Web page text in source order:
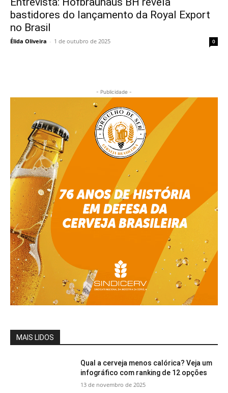
bastidores do lançamento da Royal Export
no Brasil
Élida Oliveira - 1 de outubro de 2025 0
- Publicidade -
MAIS LIDOS
Qual a cerveja menos calórica? Veja um
infográfico com ranking de 12 opções
13 de novembro de 2025